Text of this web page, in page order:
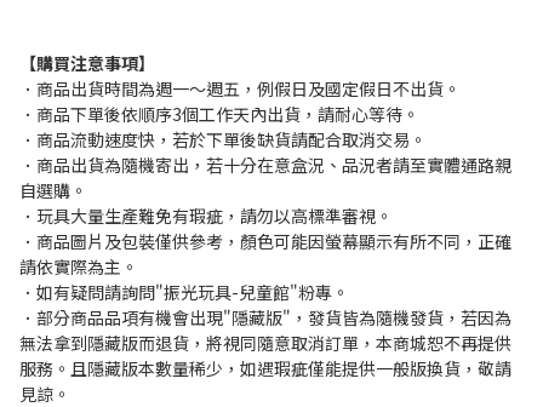
【購買注意事項】
．商品出貨時間為週一～週五，例假日及國定假日不出貨。
．商品下單後依順序3個工作天內出貨，請耐心等待。
．商品流動速度快，若於下單後缺貨請配合取消交易。
．商品出貨為隨機寄出，若十分在意盒況、品況者請至實體通路親
自選購。
．玩具大量生產難免有瑕疵，請勿以高標準審視。
．商品圖片及包裝僅供參考，顏色可能因螢幕顯示有所不同，正確
請依實際為主。
．如有疑問請詢問"振光玩具-兒童館"粉專。
．部分商品品項有機會出現"隱藏版"，發貨皆為隨機發貨，若因為
無法拿到隱藏版而退貨，將視同隨意取消訂單，本商城恕不再提供
服務。且隱藏版本數量稀少，如遇瑕疵僅能提供一般版換貨，敬請
見諒。